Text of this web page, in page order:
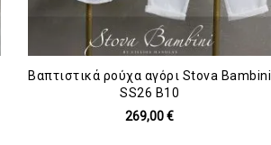
Βαπτιστικά ρούχα αγόρι Stova Bambini
SS26 B10
269,00 €